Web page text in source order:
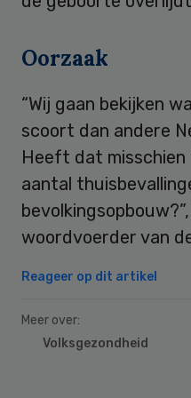
Oorzaak
“Wij gaan bekijken
scoort dan andere
Heeft dat
aantal
woordvoerder van
Reageer op dit artikel
Meer over:
Volksgezondheid